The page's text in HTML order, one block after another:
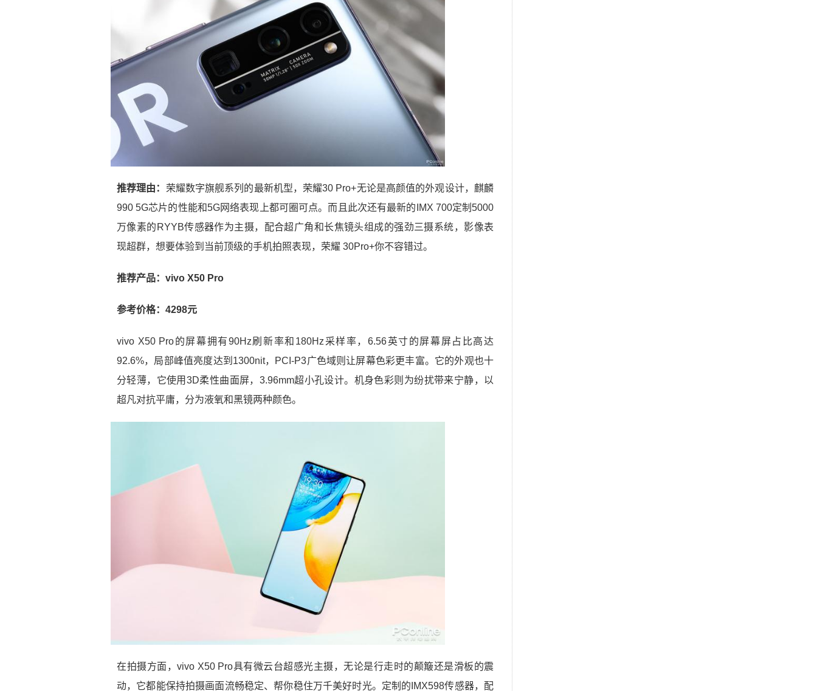
推荐理由： 荣耀数字旗舰系列的最新机型，荣耀30 Pro+无论是高颜值的外观设计，麒麟
990 5G芯片的性能和5G网络表现上都可圈可点。而且此次还有最新的IMX 700定制5000
万像素的RYYB传感器作为主摄，配合超广角和长焦镜头组成的强劲三摄系统，影像表
现超群，想要体验到当前顶级的手机拍照表现，荣耀 30Pro+你不容错过。
推荐产品：vivo X50 Pro
参考价格：4298元
vivo X50 Pro的屏幕拥有90Hz刷新率和180Hz采样率，6.56英寸的屏幕屏占比高达
92.6%，局部峰值亮度达到1300nit，PCI-P3广色域则让屏幕色彩更丰富。它的外观也十
分轻薄，它使用3D柔性曲面屏，3.96mm超小孔设计。机身色彩则为纷扰带来宁静，以
超凡对抗平庸，分为液氧和黑镜两种颜色。
在拍摄方面，vivo X50 Pro具有微云台超感光主摄，无论是行走时的颠簸还是滑板的震
动，它都能保持拍摄画面流畅稳定、帮你稳住万千美好时光。定制的IMX598传感器，配